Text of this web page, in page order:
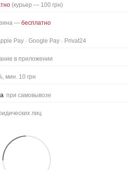
(курьер — 100 грн)
— бесплатно
Pay · Google Pay · Privat24
в приложении
мин. 10 грн
при самовывозе
лиц